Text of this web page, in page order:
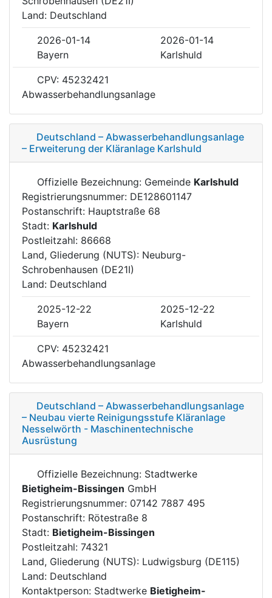
Land: Deutschland
2026-01-14
2026-01-14
Bayern
Karlshuld
CPV: 45232421
Abwasserbehandlungsanlage
Deutschland – Abwasserbehandlungsanlage
– Erweiterung der Kläranlage Karlshuld
Offizielle Bezeichnung: Gemeinde Karlshuld
Registrierungsnummer: DE128601147
Postanschrift: Hauptstraße 68
Stadt: Karlshuld
Postleitzahl: 86668
Land, Gliederung (NUTS): Neuburg-
Schrobenhausen (DE21I)
Land: Deutschland
2025-12-22
2025-12-22
Bayern
Karlshuld
CPV: 45232421
Abwasserbehandlungsanlage
Deutschland – Abwasserbehandlungsanlage
– Neubau vierte Reinigungsstufe Kläranlage
Nesselwörth - Maschinentechnische
Ausrüstung
Offizielle Bezeichnung: Stadtwerke
Bietigheim-Bissingen GmbH
Registrierungsnummer: 07142 7887 495
Postanschrift: Rötestraße 8
Stadt: Bietigheim-Bissingen
Postleitzahl: 74321
Land, Gliederung (NUTS): Ludwigsburg (DE115)
Land: Deutschland
Kontaktperson: Stadtwerke Bietigheim-